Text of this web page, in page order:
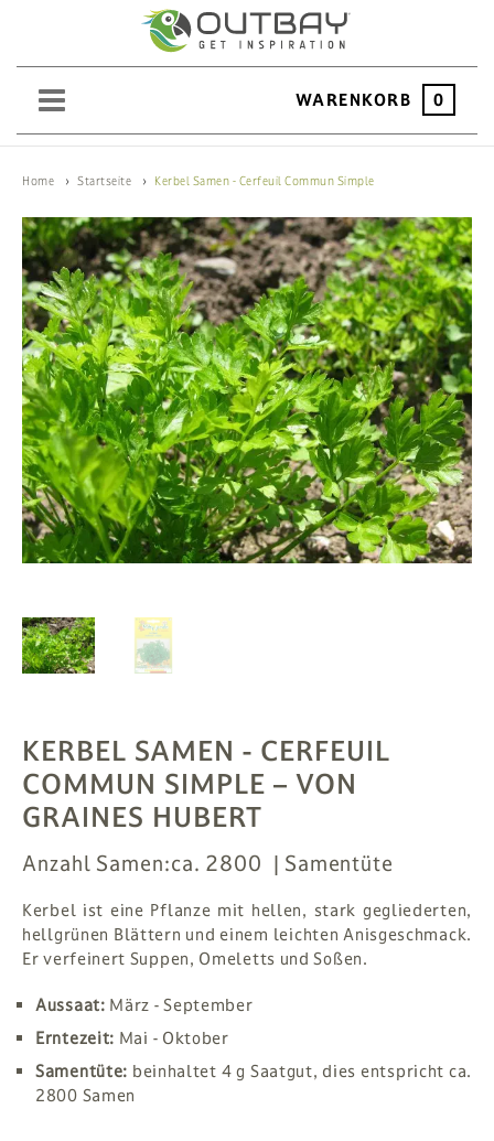
WARENKORB 0
SPLITT
SCHOTTER
ERDEN
SAATGUT
HOCHBEET
BEWÄSSERUNG
PFLANZEN
SUCHE
ANMELDEN
Home Startseite Kerbel Samen - Cerfeuil Commun Simple
KERBEL SAMEN - CERFEUIL
COMMUN SIMPLE – VON
GRAINES HUBERT
Anzahl Samen:ca. 2800 Samentüte
Kerbel ist eine Pflanze mit hellen, stark gegliederten,
hellgrünen Blättern und einem leichten Anisgeschmack.
Er verfeinert Suppen, Omeletts und Soßen.
Aussaat: März - September
Erntezeit: Mai - Oktober
Samentüte: beinhaltet 4 g Saatgut, dies entspricht ca.
2800 Samen